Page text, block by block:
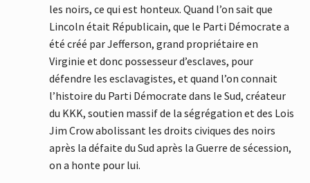
les noirs, ce qui est honteux. Quand l’on sait que
Lincoln était Républicain, que le Parti Démocrate a
été créé par Jefferson, grand propriétaire en
Virginie et donc possesseur d’esclaves, pour
défendre les esclavagistes, et quand l’on connait
l’histoire du Parti Démocrate dans le Sud, créateur
du KKK, soutien massif de la ségrégation et des Lois
Jim Crow abolissant les droits civiques des noirs
après la défaite du Sud après la Guerre de sécession,
on a honte pour lui.